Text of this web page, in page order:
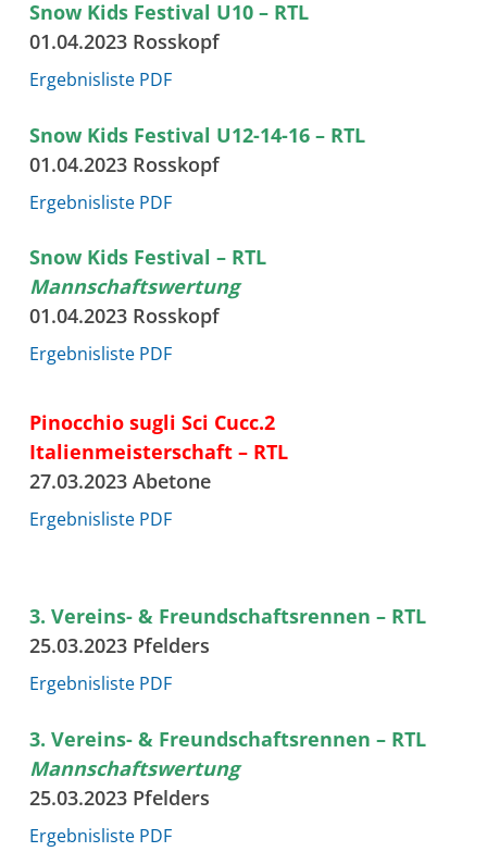
Snow Kids Festival U10 – RTL
01.04.2023 Rosskopf
Ergebnisliste PDF
Snow Kids Festival U12-14-16 – RTL
01.04.2023 Rosskopf
Ergebnisliste PDF
Snow Kids Festival – RTL
Mannschaftswertung
01.04.2023 Rosskopf
Ergebnisliste PDF
Pinocchio sugli Sci Cucc.2
Italienmeisterschaft – RTL
27.03.2023 Abetone
Ergebnisliste PDF
3. Vereins- & Freundschaftsrennen – RTL
25.03.2023 Pfelders
Ergebnisliste PDF
3. Vereins- & Freundschaftsrennen – RTL
Mannschaftswertung
25.03.2023 Pfelders
Ergebnisliste PDF